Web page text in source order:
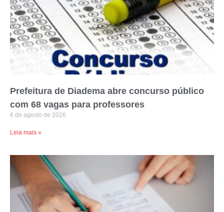
Prefeitura de Diadema abre concurso público
com 68 vagas para professores
6 de agosto de 2026
Leia mais »